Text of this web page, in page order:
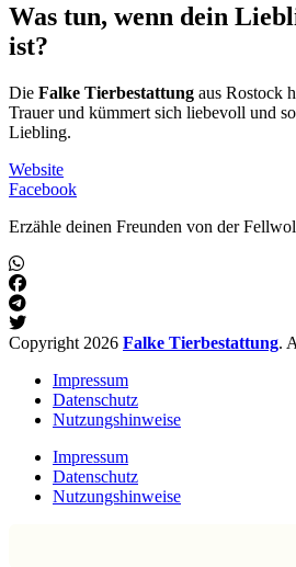
Was tun, wenn dein
ist?
Die Falke Tierbestattung aus Rostock
Trauer und kümmert sich liebevoll und
Liebling.
Website
Facebook
Erzähle deinen Freunden von der
Copyright 2026 Falke Tierbestattung.
Impressum
Datenschutz
Nutzungshinweise
Impressum
Datenschutz
Nutzungshinweise